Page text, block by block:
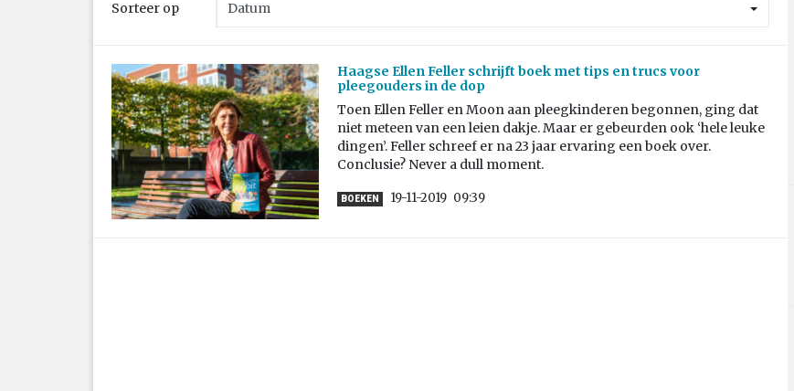
Sorteer op
Haagse Ellen Feller schrijft boek met tips en trucs voor
pleegouders in de dop
Toen Ellen Feller en Moon aan pleegkinderen begonnen, ging dat
niet meteen van een leien dakje. Maar er gebeurden ook ‘hele leuke
dingen’. Feller schreef er na 23 jaar ervaring een boek over.
Conclusie? Never a dull moment.
BOEKEN 19-11-2019 09:39